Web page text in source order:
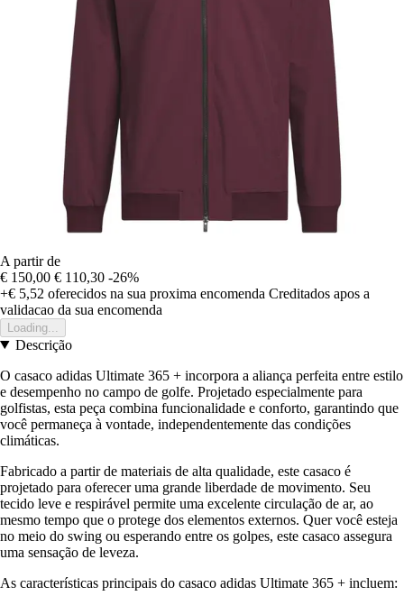
A partir de
€ 150,00 € 110,30 -26%
+€ 5,52 oferecidos na sua proxima encomenda Creditados apos a
validacao da sua encomenda
Loading...
Descrição
O casaco adidas Ultimate 365 + incorpora a aliança perfeita entre estilo
e desempenho no campo de golfe. Projetado especialmente para
golfistas, esta peça combina funcionalidade e conforto, garantindo que
você permaneça à vontade, independentemente das condições
climáticas.
Fabricado a partir de materiais de alta qualidade, este casaco é
projetado para oferecer uma grande liberdade de movimento. Seu
tecido leve e respirável permite uma excelente circulação de ar, ao
mesmo tempo que o protege dos elementos externos. Quer você esteja
no meio do swing ou esperando entre os golpes, este casaco assegura
uma sensação de leveza.
As características principais do casaco adidas Ultimate 365 + incluem: